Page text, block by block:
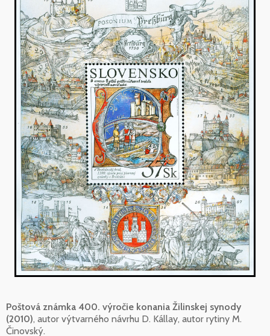
Poštová známka 400. výročie konania Žilinskej synody
(2010), autor výtvarného návrhu D. Kállay, autor rytiny M.
Činovský.